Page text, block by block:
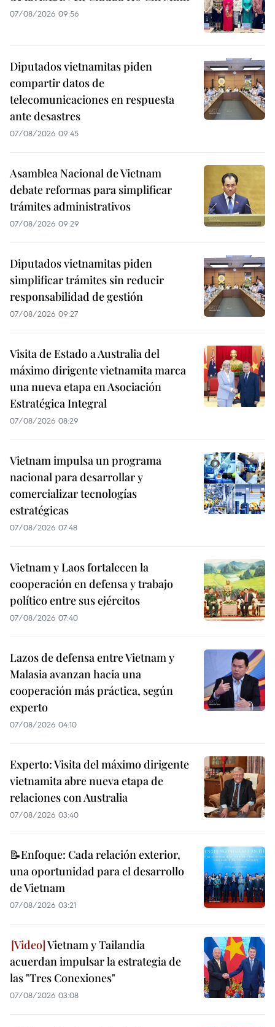
07/08/2026 09:56
Diputados vietnamitas piden
compartir datos de
telecomunicaciones en respuesta
ante desastres
07/08/2026 09:45
Asamblea Nacional de Vietnam
debate reformas para simplificar
trámites administrativos
07/08/2026 09:29
Diputados vietnamitas piden
simplificar trámites sin reducir
responsabilidad de gestión
07/08/2026 09:27
Visita de Estado a Australia del
máximo dirigente vietnamita marca
una nueva etapa en Asociación
Estratégica Integral
07/08/2026 08:29
Vietnam impulsa un programa
nacional para desarrollar y
comercializar tecnologías
estratégicas
07/08/2026 07:48
Vietnam y Laos fortalecen la
cooperación en defensa y trabajo
político entre sus ejércitos
07/08/2026 07:40
Lazos de defensa entre Vietnam y
Malasia avanzan hacia una
cooperación más práctica, según
experto
07/08/2026 04:10
Experto: Visita del máximo dirigente
vietnamita abre nueva etapa de
relaciones con Australia
07/08/2026 03:40
📝Enfoque: Cada relación exterior,
una oportunidad para el desarrollo
de Vietnam
07/08/2026 03:21
Vietnam y Tailandia
acuerdan impulsar la estrategia de
las "Tres Conexiones"
07/08/2026 03:08